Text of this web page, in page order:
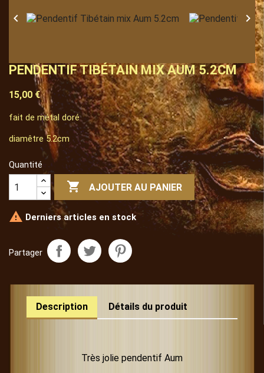
 
PENDENTIF TIBÉTAIN MIX AUM 5.2CM
15,00 €
fait de métal doré
diamêtre 5.2cm
Quantité
 AJOUTER AU PANIER
 Derniers articles en stock
Partager
Description Détails du produit
Très jolie pendentif Aum